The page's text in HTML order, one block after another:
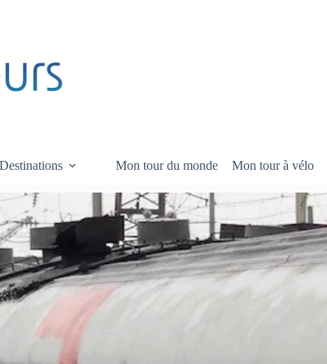
Destinations Mon tour du monde Mon tour à vélo